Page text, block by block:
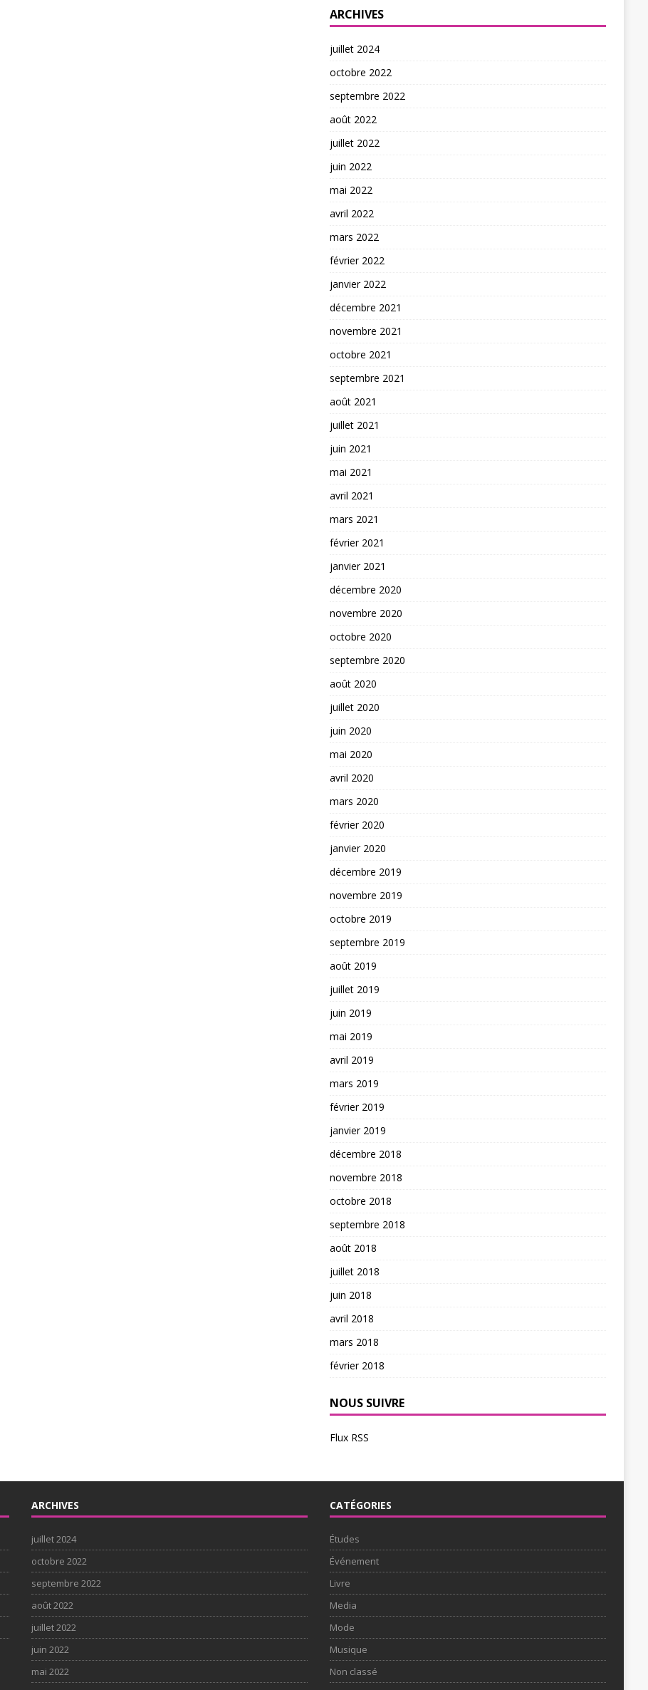
ARCHIVES
juillet 2024
octobre 2022
septembre 2022
août 2022
juillet 2022
juin 2022
mai 2022
avril 2022
mars 2022
février 2022
janvier 2022
décembre 2021
novembre 2021
octobre 2021
septembre 2021
août 2021
juillet 2021
juin 2021
mai 2021
avril 2021
mars 2021
février 2021
janvier 2021
décembre 2020
novembre 2020
octobre 2020
septembre 2020
août 2020
juillet 2020
juin 2020
mai 2020
avril 2020
mars 2020
février 2020
janvier 2020
décembre 2019
novembre 2019
octobre 2019
septembre 2019
août 2019
juillet 2019
juin 2019
mai 2019
avril 2019
mars 2019
février 2019
janvier 2019
décembre 2018
novembre 2018
octobre 2018
septembre 2018
août 2018
juillet 2018
juin 2018
avril 2018
mars 2018
février 2018
NOUS SUIVRE
Flux RSS
ARCHIVES
juillet 2024
octobre 2022
septembre 2022
août 2022
juillet 2022
juin 2022
mai 2022
CATÉGORIES
Études
Événement
Livre
Media
Mode
Musique
Non classé